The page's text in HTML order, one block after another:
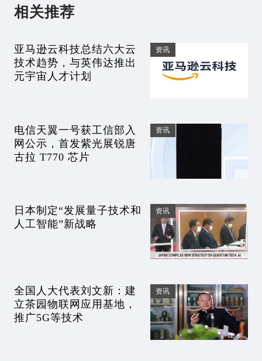
相关推荐
亚马逊云科技总结六大云
技术趋势，与英伟达推出
元宇宙人才计划
资讯
电信天翼一号获工信部入
网公示，首发紫光展锐唐
古拉 T770 芯片
资讯
日本制定“发展量子技术和
人工智能”新战略
资讯
全国人大代表刘文新：建
立茶园物联网应用基地，
推广5G等技术
资讯